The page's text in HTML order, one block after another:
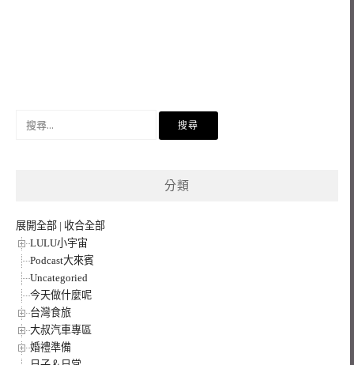
分類
展開全部 | 收合全部
LULU小宇宙
Podcast大來賓
Uncategoried
今天做什麼呢
台灣食旅
大叔汽車專區
婚禮準備